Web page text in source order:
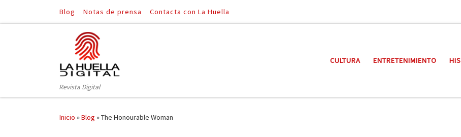
Saltar al contenido
Blog Notas de prensa Contacta con La Huella
Revista Digital
CULTURA ENTRETENIMIENTO
Inicio »Blog »The Honourable Woman